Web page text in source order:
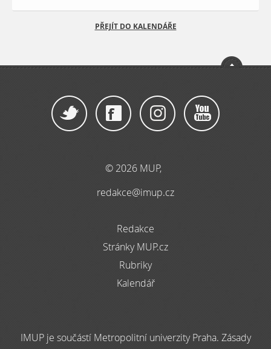
PŘEJÍT DO KALENDÁŘE
© 2026 MUP,
redakce@imup.cz
Redakce
Stránky MUP.cz
Rubriky
Kalendář
IMUP je součástí Metropolitní univerzity Praha. Zásady